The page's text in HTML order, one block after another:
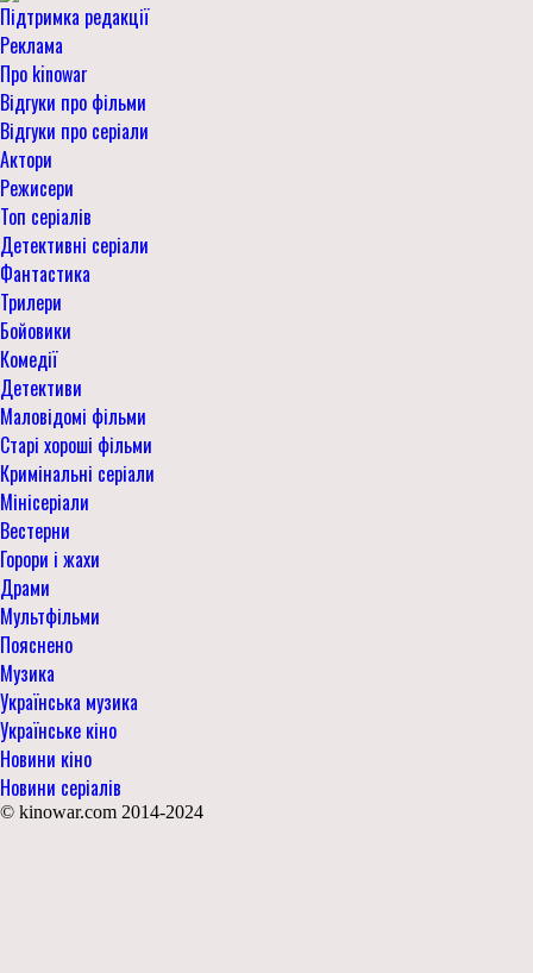
Підтримка редакції
Реклама
Про kinowar
Відгуки про фільми
Відгуки про серіали
Актори
Режисери
Топ серіалів
Детективні серіали
Фантастика
Трилери
Бойовики
Комедії
Детективи
Маловідомі фільми
Старі хороші фільми
Кримінальні серіали
Мінісеріали
Вестерни
Горори і жахи
Драми
Мультфільми
Пояснено
Музика
Українська музика
Українське кіно
Новини кіно
Новини серіалів
© kinowar.com 2014-2024